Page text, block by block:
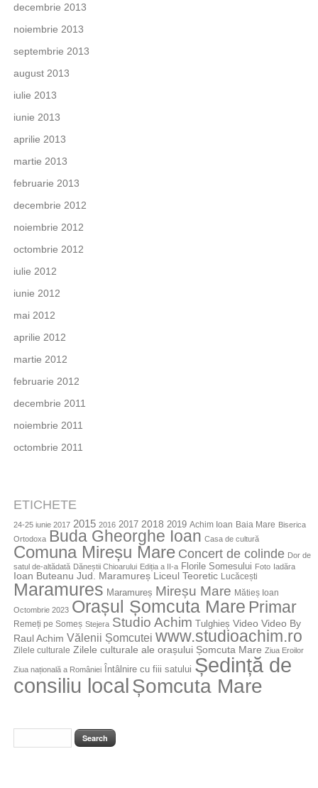
decembrie 2013
noiembrie 2013
septembrie 2013
august 2013
iulie 2013
iunie 2013
aprilie 2013
martie 2013
februarie 2013
decembrie 2012
noiembrie 2012
octombrie 2012
iulie 2012
iunie 2012
mai 2012
aprilie 2012
martie 2012
februarie 2012
decembrie 2011
noiembrie 2011
octombrie 2011
ETICHETE
24-25 iunie 2017 2015 2016 2017 2018 2019 Achim Ioan Baia Mare Biserica
Ortodoxa
Buda Gheorghe Ioan Casa de cultură
Comuna Mireșu Mare Concert de colinde Dor de
satul de-altădată Dăneștii Chioarului Ediția a II-a Florile Somesului Foto Iadăra
Ioan Buteanu Jud. Maramureș Liceul Teoretic Lucăcești
Maramures Maramureș Mireșu Mare Mătieș Ioan
Octombrie 2023 Orașul Șomcuta Mare Primar
Remeți pe Someș Stejera Studio Achim Tulghieș Video Video By
Raul Achim Vălenii Șomcutei www.studioachim.ro
Zilele culturale Zilele culturale ale orașului Șomcuta Mare Ziua Eroilor
Ziua națională a României Întâlnire cu fiii satului Ședință de
consiliu localȘomcuta Mare